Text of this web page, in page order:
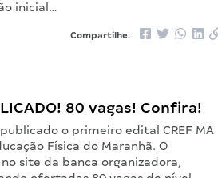
inicial…
Compartilhe:
80 vagas! Confira!
o primeiro edital CREF MA
Física do Maranhã. O
site da banca organizadora,